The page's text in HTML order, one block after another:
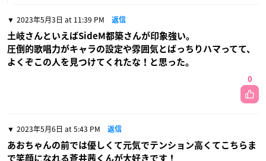
2023年5月3日 at 11:39 PM 返信
土岐さんといえばSideM都築さんが印象強い。
圧倒的歌唱力がキャラの設定や雰囲気とばっちりハマってて、
よくぞこの人を見つけてくれたな！と思った。
0
2023年5月6日 at 5:43 PM 返信
あおちゃんの前では優しくて元気でテンション高くてこちらま
で笑顔になれる蒼井茜くんが大好きです！